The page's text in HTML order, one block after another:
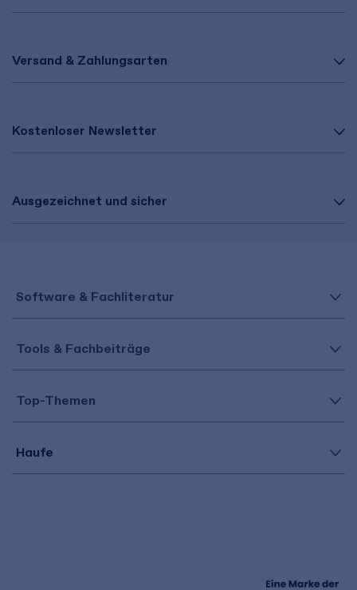
Versand & Zahlungsarten
Kostenloser Newsletter
Ausgezeichnet und sicher
Software & Fachliteratur
Tools & Fachbeiträge
Top-Themen
Haufe